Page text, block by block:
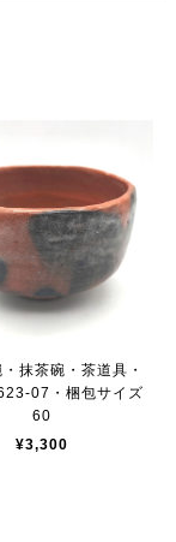
抹茶碗・茶道具・
07・梱包サイズ
60
¥3,300